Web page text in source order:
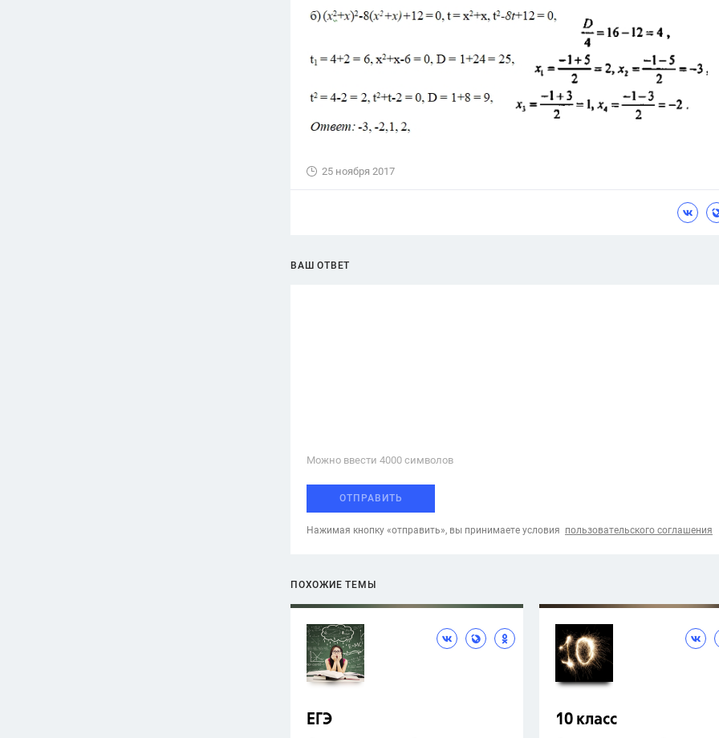
25 ноября 2017
ВАШ ОТВЕТ
Можно ввести 4000 cимволов
ОТПРАВИТЬ
Нажимая кнопку «отправить», вы принимаете условия пользовательского соглашения
ПОХОЖИЕ ТЕМЫ
ЕГЭ 10 класс